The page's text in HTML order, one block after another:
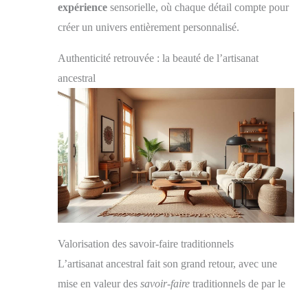
expérience sensorielle, où chaque détail compte pour
créer un univers entièrement personnalisé.
Authenticité retrouvée : la beauté de l’artisanat
ancestral
Valorisation des savoir-faire traditionnels
L’artisanat ancestral fait son grand retour, avec une
mise en valeur des savoir-faire traditionnels de par le